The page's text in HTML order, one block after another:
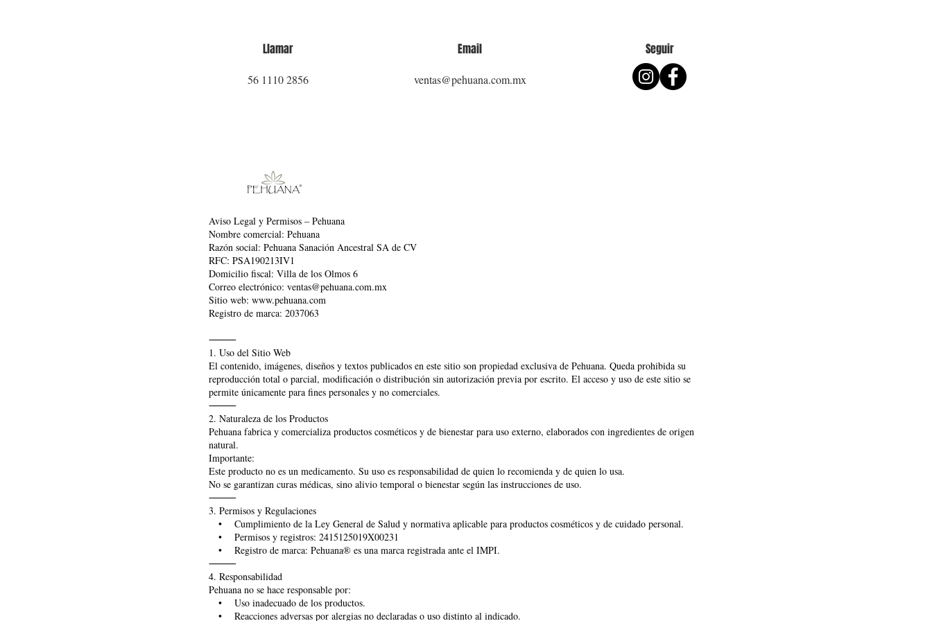
Llamar
56 1110 2856
Email
ventas@pehuana.com.mx
Seguir
Aviso Legal y Permisos – Pehuana
Nombre comercial: Pehuana
Razón social: Pehuana Sanación Ancestral SA de CV
RFC: PSA190213IV1
Domicilio fiscal: Villa de los Olmos 6
Correo electrónico: ventas@pehuana.com.mx
Sitio web: www.pehuana.com
Registro de marca: 2037063
⸻
1. Uso del Sitio Web
El contenido, imágenes, diseños y textos publicados en este sitio son propiedad exclusiva de Pehuana. Queda prohibida su
reproducción total o parcial, modificación o distribución sin autorización previa por escrito. El acceso y uso de este sitio se
permite únicamente para fines personales y no comerciales.
⸻
2. Naturaleza de los Productos
Pehuana fabrica y comercializa productos cosméticos y de bienestar para uso externo, elaborados con ingredientes de origen
natural.
Importante:
Este producto no es un medicamento. Su uso es responsabilidad de quien lo recomienda y de quien lo usa.
No se garantizan curas médicas, sino alivio temporal o bienestar según las instrucciones de uso.
⸻
3. Permisos y Regulaciones
• Cumplimiento de la Ley General de Salud y normativa aplicable para productos cosméticos y de cuidado personal.
• Permisos y registros: 2415125019X00231
• Registro de marca: Pehuana® es una marca registrada ante el IMPI.
⸻
4. Responsabilidad
Pehuana no se hace responsable por:
• Uso inadecuado de los productos.
• Reacciones adversas por alergias no declaradas o uso distinto al indicado.